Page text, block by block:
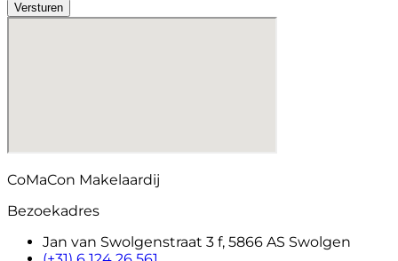
Versturen
CoMaCon Makelaardij
Bezoekadres
Jan van Swolgenstraat 3 f, 5866 AS Swolgen